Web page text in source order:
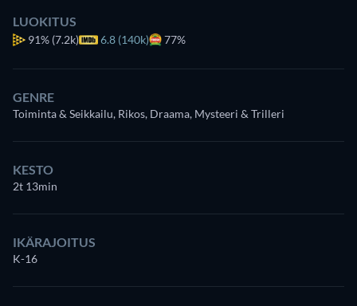
LUOKITUS
91% (7.2k) 6.8 (140k) 77%
GENRE
Toiminta & Seikkailu, Rikos, Draama, Mysteeri & Trilleri
KESTO
2t 13min
IKÄRAJOITUS
K-16